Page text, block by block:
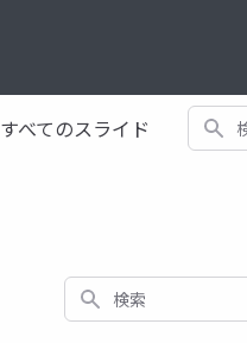
すべてのスライド 検索
検索